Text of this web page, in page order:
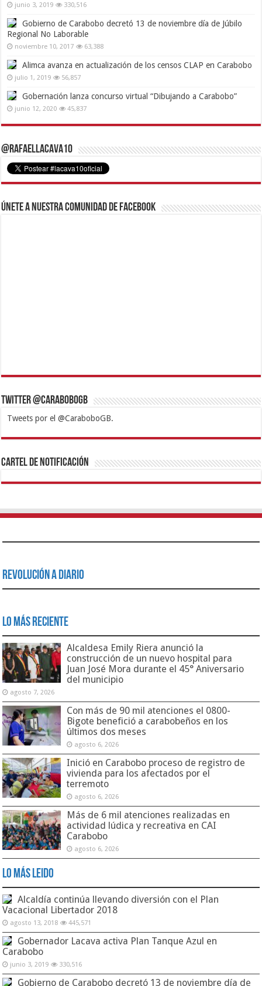
junio 3, 2019 330,516
Gobierno de Carabobo decretó 13 de noviembre día de Júbilo
Regional No Laborable
noviembre 10, 2017 63,388
Alimca avanza en actualización de los censos CLAP en Carabobo
julio 1, 2019 56,857
Gobernación lanza concurso virtual “Dibujando a Carabobo”
junio 12, 2020 45,837
@RafaelLacava10
Únete a nuestra comunidad de Facebook
Twitter @CaraboboGB
Tweets por el @CaraboboGB.
1xbetBetturkeyBetistKralbetSupertotobetTipobetMatadorbetMariobet
https://mvbcasino.com/
Cartel de Notificación
Revolución a Diario
Lo Más Reciente
Alcaldesa Emily Riera anunció la
construcción de un nuevo hospital para
Juan José Mora durante el 45° Aniversario
del municipio
agosto 7, 2026
Con más de 90 mil atenciones el 0800-
Bigote benefició a carabobeños en los
últimos dos meses
agosto 6, 2026
Inició en Carabobo proceso de registro de
vivienda para los afectados por el
terremoto
agosto 6, 2026
Más de 6 mil atenciones realizadas en
actividad lúdica y recreativa en CAI
Carabobo
agosto 6, 2026
Lo Más Leido
Alcaldía continúa llevando diversión con el Plan
Vacacional Libertador 2018
agosto 13, 2018 445,571
Gobernador Lacava activa Plan Tanque Azul en
Carabobo
junio 3, 2019 330,516
Gobierno de Carabobo decretó 13 de noviembre día de